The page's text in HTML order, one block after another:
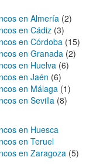
en Almería (2)
en Cádiz (3)
en Córdoba (15)
en Granada (2)
en Huelva (6)
en Jaén (6)
en Málaga (1)
en Sevilla (8)
en Huesca
en Teruel
en Zaragoza (5)